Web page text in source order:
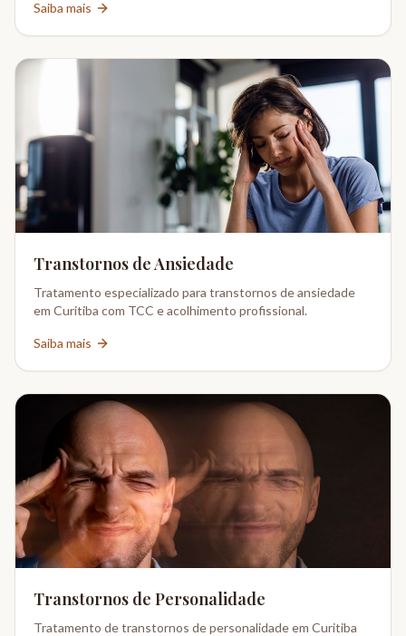
Saiba mais
Transtornos de Ansiedade
Tratamento especializado para transtornos de ansiedade
em Curitiba com TCC e acolhimento profissional.
Saiba mais
Transtornos de Personalidade
Tratamento de transtornos de personalidade em Curitiba